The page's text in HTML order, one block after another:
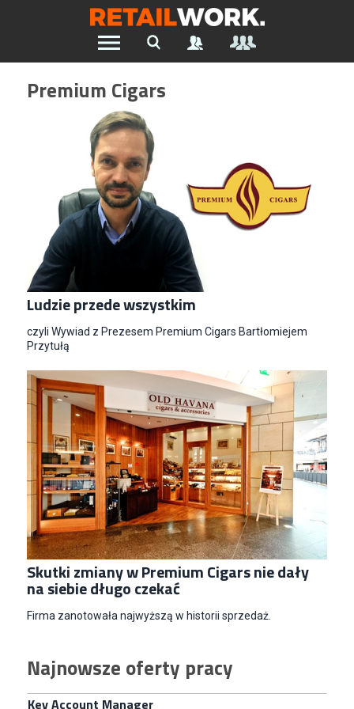
Znajdź pracę w branży Retail &
Ecommerce
Szukaj oferty pracy:
Chcesz być na bieżąco z najnowszymi ofertami w branży.
Załóż konto
Premium Cigars
Wszystkie Artykuły
Ludzie przede wszystkim
czyli Wywiad z Prezesem Premium Cigars Bartłomiejem
Przytułą
Skutki zmiany w Premium Cigars nie dały
na siebie długo czekać
Firma zanotowała najwyższą w historii sprzedaż.
Najnowsze oferty pracy
Specjalista/tka ds. Utrzymania Ruchu
W.Kruk
Komorniki
Key Account Manager Meble
Empik
Warszawa
Młodszy Specjalista ds. Sprzedaży B2B (K/M/N)
Euro-net Sp. z o.o.
Warszawa
Key Account Manager
Puccini
Content Creator (m/k)
TERG S.A.